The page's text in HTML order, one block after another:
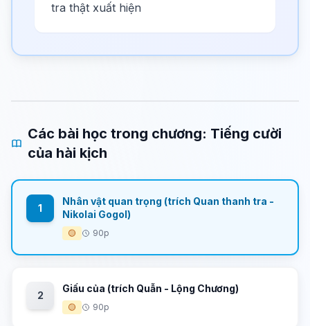
tra thật xuất hiện
Các bài học trong chương: Tiếng cười
của hài kịch
1
Nhân vật quan trọng (trích Quan thanh tra -
Nikolai Gogol)
🟡 90p
2
Giấu của (trích Quẫn - Lộng Chương)
🟡 90p